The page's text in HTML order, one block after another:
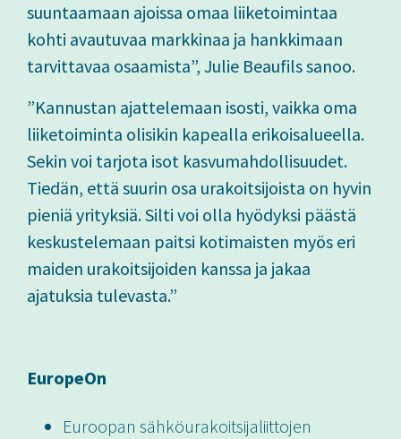
suuntaamaan ajoissa omaa liiketoimintaa
kohti avautuvaa markkinaa ja hankkimaan
tarvittavaa osaamista”, Julie Beaufils sanoo.
”Kannustan ajattelemaan isosti, vaikka oma
liiketoiminta olisikin kapealla erikoisalueella.
Sekin voi tarjota isot kasvumahdollisuudet.
Tiedän, että suurin osa urakoitsijoista on hyvin
pieniä yrityksiä. Silti voi olla hyödyksi päästä
keskustelemaan paitsi kotimaisten myös eri
maiden urakoitsijoiden kanssa ja jakaa
ajatuksia tulevasta.”
EuropeOn
Euroopan sähköurakoitsijaliittojen